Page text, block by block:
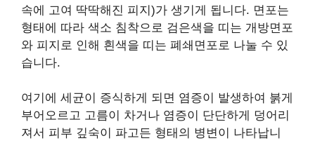
속에 고여 딱딱해진 피지)가 생기게 됩니다. 면포는
형태에 따라 색소 침착으로 검은색을 띠는 개방면포
와 피지로 인해 흰색을 띠는 폐쇄면포로 나눌 수 있
습니다.
여기에 세균이 증식하게 되면 염증이 발생하여 붉게
부어오르고 고름이 차거나 염증이 단단하게 덩어리
져서 피부 깊숙이 파고든 형태의 병변이 나타납니